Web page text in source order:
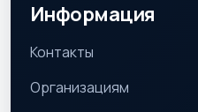
Информация
Контакты
Организациям